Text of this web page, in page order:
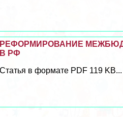
РЕФОРМИРОВАНИЕ
В РФ
Статья в формате PDF 119 KB...